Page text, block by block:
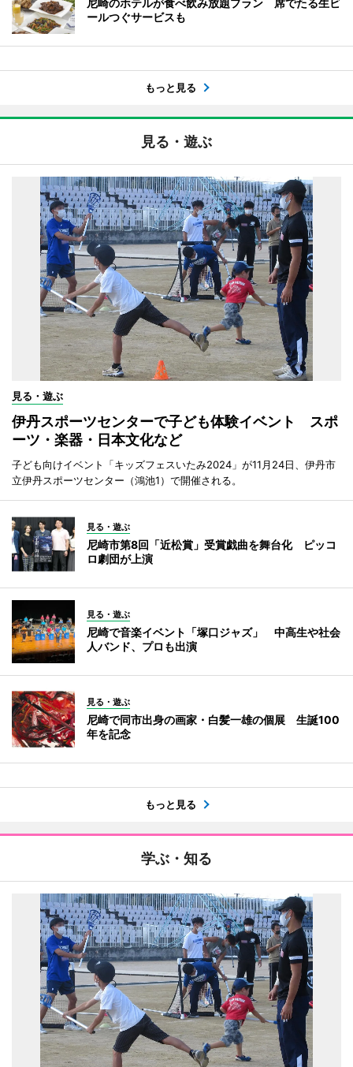
ールつぐサービスも
もっと見る
見る・遊ぶ
見る・遊ぶ
伊丹スポーツセンターで子ども体験イベント スポ
ーツ・楽器・日本文化など
子ども向けイベント「キッズフェスいたみ2024」が11月24日、伊丹市
立伊丹スポーツセンター（鴻池1）で開催される。
見る・遊ぶ
尼崎市第8回「近松賞」受賞戯曲を舞台化 ピッコ
ロ劇団が上演
見る・遊ぶ
尼崎で音楽イベント「塚口ジャズ」 中高生や社会
人バンド、プロも出演
見る・遊ぶ
尼崎で同市出身の画家・白髪一雄の個展 生誕100
年を記念
もっと見る
学ぶ・知る